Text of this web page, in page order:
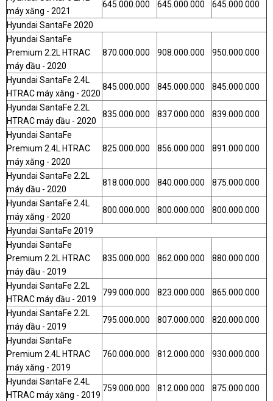
máy xăng - 2021
645.000.000 645.000.000 645.000.000
Hyundai SantaFe 2020
Hyundai SantaFe
Premium 2.2L HTRAC
máy dầu - 2020
870.000.000 908.000.000 950.000.000
Hyundai SantaFe 2.4L
HTRAC máy xăng - 2020
845.000.000 845.000.000 845.000.000
Hyundai SantaFe 2.2L
HTRAC máy dầu - 2020
835.000.000 837.000.000 839.000.000
Hyundai SantaFe
Premium 2.4L HTRAC
máy xăng - 2020
825.000.000 856.000.000 891.000.000
Hyundai SantaFe 2.2L
máy dầu - 2020
818.000.000 840.000.000 875.000.000
Hyundai SantaFe 2.4L
máy xăng - 2020
800.000.000 800.000.000 800.000.000
Hyundai SantaFe 2019
Hyundai SantaFe
Premium 2.2L HTRAC
máy dầu - 2019
835.000.000 862.000.000 880.000.000
Hyundai SantaFe 2.2L
HTRAC máy dầu - 2019
799.000.000 823.000.000 865.000.000
Hyundai SantaFe 2.2L
máy dầu - 2019
795.000.000 807.000.000 820.000.000
Hyundai SantaFe
Premium 2.4L HTRAC
máy xăng - 2019
760.000.000 812.000.000 930.000.000
Hyundai SantaFe 2.4L
HTRAC máy xăng - 2019
759.000.000 812.000.000 875.000.000